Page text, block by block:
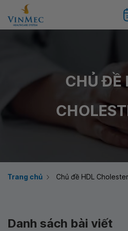
CHỦ ĐỀ
Trang chủ Chủ đề HDL
Danh sách bài viết